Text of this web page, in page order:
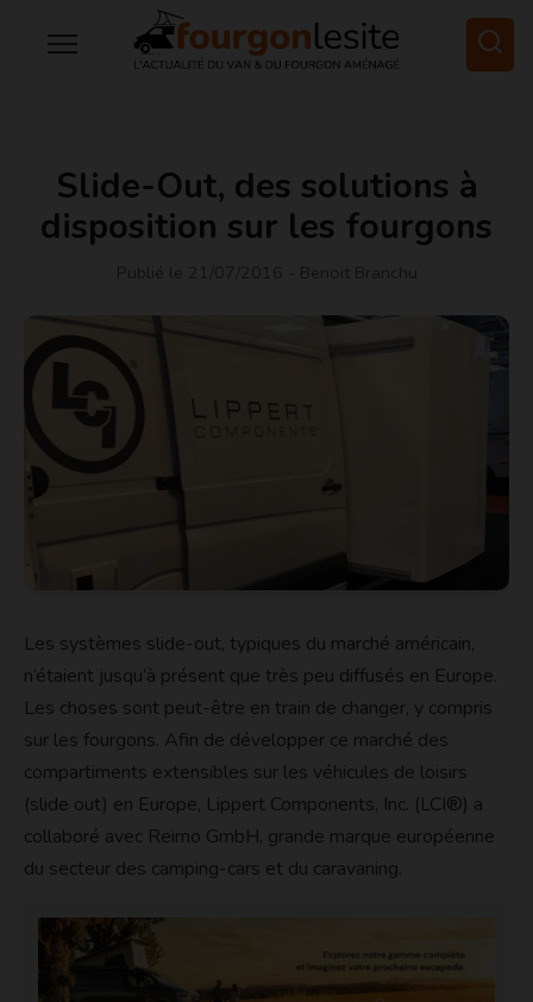
Slide-Out, des solutions à
disposition sur les fourgons
Les systèmes slide-out, typiques du marché américain,
n’étaient jusqu’à présent que très peu diffusés en Europe.
Les choses sont peut-être en train de changer, y compris
sur les fourgons. Afin de développer ce marché des
compartiments extensibles sur les véhicules de loisirs
(slide out) en Europe, Lippert Components, Inc. (LCI®) a
collaboré avec Reimo GmbH, grande marque européenne
du secteur des camping-cars et du caravaning.